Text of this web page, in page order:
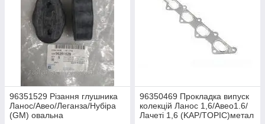
96351529 Різання глушника
Ланос/Авео/Леганза/Нубіра
(GM) овальна
96350469 Прокладка випуск
колекцій Ланос 1,6/Авео1.6/
Лачеті 1,6 (KAP/TOPIC)метал